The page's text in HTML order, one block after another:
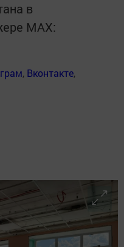
в
MАХ:
, Вконтакте,